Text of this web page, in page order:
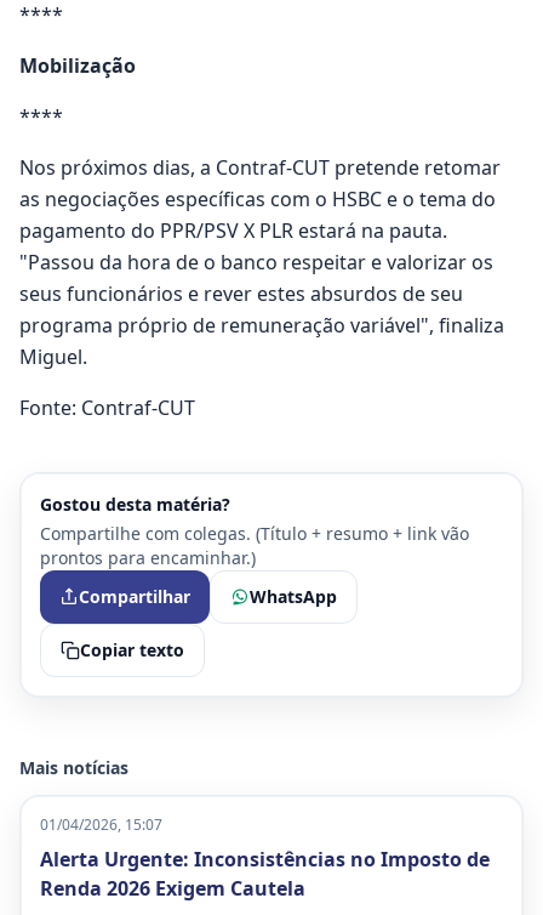
****
Mobilização
****
Nos próximos dias, a Contraf-CUT pretende retomar
as negociações específicas com o HSBC e o tema do
pagamento do PPR/PSV X PLR estará na pauta.
"Passou da hora de o banco respeitar e valorizar os
seus funcionários e rever estes absurdos de seu
programa próprio de remuneração variável", finaliza
Miguel.
Fonte: Contraf-CUT
Gostou desta matéria?
Compartilhe com colegas. (Título + resumo + link vão
prontos para encaminhar.)
Compartilhar
WhatsApp
Copiar texto
Mais notícias
01/04/2026, 15:07
Alerta Urgente: Inconsistências no Imposto de
Renda 2026 Exigem Cautela